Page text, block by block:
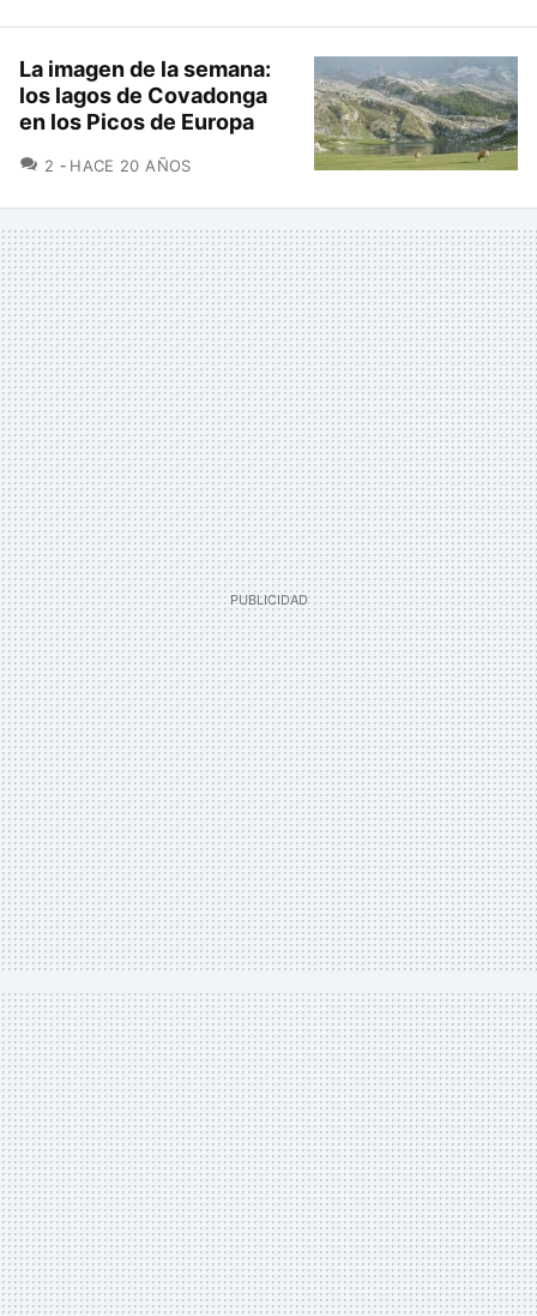
La imagen de la semana:
los lagos de Covadonga
en los Picos de Europa
2 COMENTARIOS
HACE 20 AÑOS